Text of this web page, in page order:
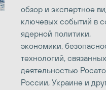
обзор и экспертное
ключевых событий в
ядерной политики,
экономики,
технологий,
деятельностью
России, Украине и